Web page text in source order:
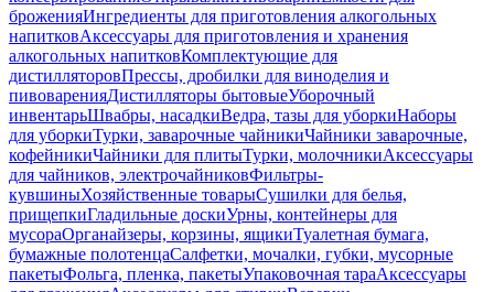
броженияИнгредиенты для приготовления алкогольных
напитковАксессуары для приготовления и хранения
алкогольных напитковКомплектующие для
дистилляторовПрессы, дробилки для виноделия и
пивоваренияДистилляторы бытовыеУборочный
инвентарьШвабры, насадкиВедра, тазы для уборкиНаборы
для уборкиТурки, заварочные чайникиЧайники заварочные,
кофейникиЧайники для плитыТурки, молочникиАксессуары
для чайников, электрочайниковФильтры-
кувшиныХозяйственные товарыСушилки для белья,
прищепкиГладильные доскиУрны, контейнеры для
мусораОрганайзеры, корзины, ящикиТуалетная бумага,
бумажные полотенцаСалфетки, мочалки, губки, мусорные
пакетыФольга, пленка, пакетыУпаковочная тараАксессуары